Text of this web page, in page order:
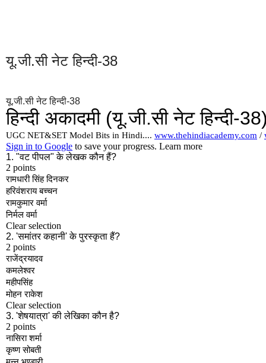
यू.जी.सी नेट हिन्दी-38
यू.जी.सी नेट हिन्दी-38